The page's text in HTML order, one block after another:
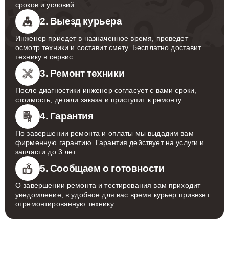
сроков и условий.
2. Выезд курьера
Инженер приедет в назначенное время, проведет
осмотр техники и составит смету. Бесплатно доставит
технику в сервис.
3. Ремонт техники
После диагностики инженер согласует с вами сроки,
стоимость, детали заказа и приступит к ремонту.
4. Гарантия
По завершении ремонта и оплаты мы выдадим вам
фирменную гарантию. Гарантия действует на услуги и
запчасти до 3 лет.
5. Сообщаем о готовности
О завершении ремонта и тестирования вам приходит
уведомление, в удобное для вас время курьер привезет
отремонтированную технику.